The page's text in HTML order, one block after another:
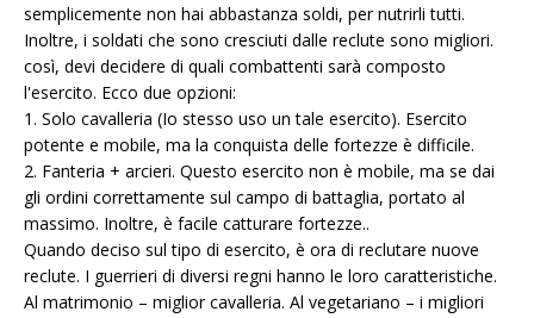
semplicemente non hai abbastanza soldi, per nutrirli tutti.
Inoltre, i soldati che sono cresciuti dalle reclute sono migliori.
così, devi decidere di quali combattenti sarà composto
l'esercito. Ecco due opzioni:
1. Solo cavalleria (Io stesso uso un tale esercito). Esercito
potente e mobile, ma la conquista delle fortezze è difficile.
2. Fanteria + arcieri. Questo esercito non è mobile, ma se dai
gli ordini correttamente sul campo di battaglia, portato al
massimo. Inoltre, è facile catturare fortezze..
Quando deciso sul tipo di esercito, è ora di reclutare nuove
reclute. I guerrieri di diversi regni hanno le loro caratteristiche.
Al matrimonio – miglior cavalleria. Al vegetariano – i migliori